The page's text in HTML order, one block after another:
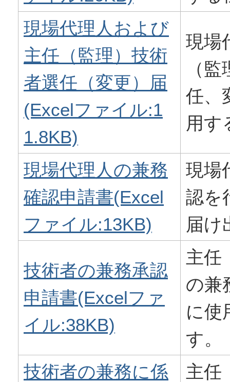
現場代理人および
主任（監理）技術
者選任（変更）届
(Excelファイル:1
1.8KB)
現場
（
任、
用す
現場代理人の兼務
確認申請書(Excel
ファイル:13KB)
現場
認を
届け
技術者の兼務承認
申請書(Excelファ
イル:38KB)
主任
の兼
に使
す。
技術者の兼務に係
主任